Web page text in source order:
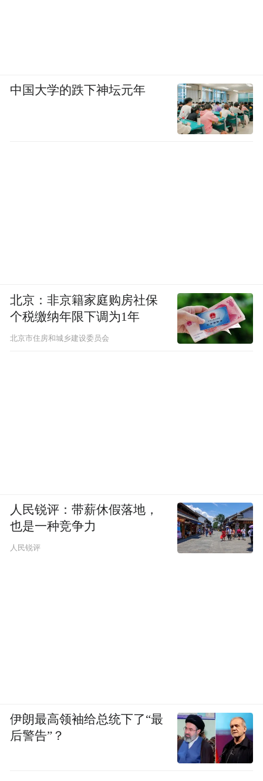
中国大学的跌下神坛元年
北京：非京籍家庭购房社保
个税缴纳年限下调为1年
北京市住房和城乡建设委员会
人民锐评：带薪休假落地，
也是一种竞争力
人民锐评
伊朗最高领袖给总统下了“最
后警告”？